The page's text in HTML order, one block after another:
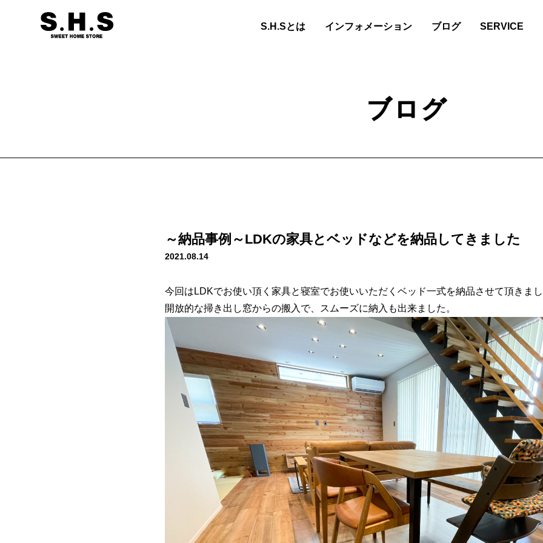
S.H.Sとは インフォメーション ブログ SERVICE
ブログ
～納品事例～LDKの家具とベッドなどを納品してきました
2021.08.14
今回はLDKでお使い頂く家具と寝室でお使いいただくベッド一式を納品させて頂きま
開放的な掃き出し窓からの搬入で、スムーズに納入も出来ました。